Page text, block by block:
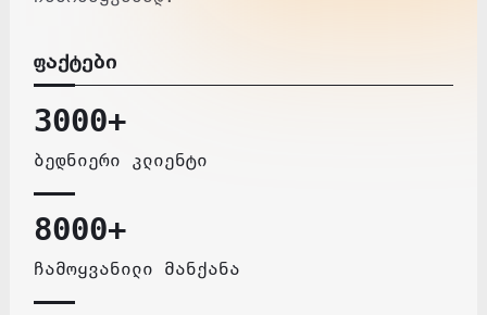
ფაქტები
3000+
ბედნიერი კლიენტი
8000+
ჩამოყვანილი მანქანა